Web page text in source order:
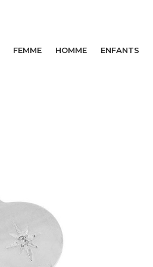
FEMME HOMME ENFANTS